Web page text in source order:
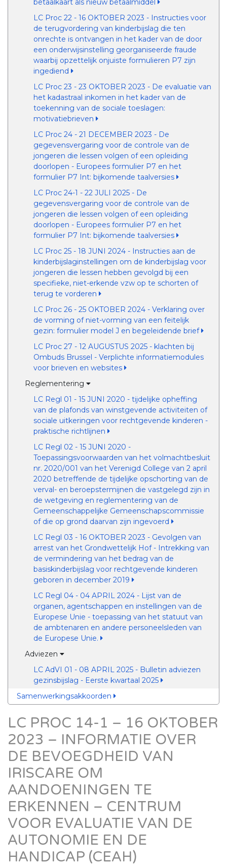
betaalkaart als nieuw betaalmiddel
LC Proc 22 - 16 OKTOBER 2023 - Instructies voor
de terugvordering van kinderbijslag die ten
onrechte is ontvangen in het kader van de door
een onderwijsinstelling georganiseerde fraude
waarbij opzettelijk onjuiste formulieren P7 zijn
ingediend
LC Proc 23 - 23 OKTOBER 2023 - De evaluatie van
het kadastraal inkomen in het kader van de
toekenning van de sociale toeslagen:
motivatiebrieven
LC Proc 24 - 21 DECEMBER 2023 - De
gegevensvergaring voor de controle van de
jongeren die lessen volgen of een opleiding
doorlopen - Europees formulier P7 en het
formulier P7 Int: bijkomende taalversies
LC Proc 24-1 - 22 JULI 2025 - De
gegevensvergaring voor de controle van de
jongeren die lessen volgen of een opleiding
doorlopen - Europees formulier P7 en het
formulier P7 Int: bijkomende taalversies
LC Proc 25 - 18 JUNI 2024 - Instructies aan de
kinderbijslaginstellingen om de kinderbijslag voor
jongeren die lessen hebben gevolgd bij een
specifieke, niet-erkende vzw op te schorten of
terug te vorderen
LC Proc 26 - 25 OKTOBER 2024 - Verklaring over
de vorming of niet-vorming van een feitelijk
gezin: formulier model J en begeleidende brief
LC Proc 27 - 12 AUGUSTUS 2025 - klachten bij
Ombuds Brussel - Verplichte informatiemodules
voor brieven en websites
Reglementering
LC Regl 01 - 15 JUNI 2020 - tijdelijke opheffing
van de plafonds van winstgevende activiteiten of
sociale uitkeringen voor rechtgevende kinderen -
praktische richtlijnen
LC Regl 02 - 15 JUNI 2020 -
Toepassingsvoorwaarden van het volmachtbesluit
nr. 2020/001 van het Verenigd College van 2 april
2020 betreffende de tijdelijke opschorting van de
verval- en beroepstermijnen die vastgelegd zijn in
de wetgeving en reglementering van de
Gemeenschappelijke Gemeenschapscommissie
of die op grond daarvan zijn ingevoerd
LC Regl 03 - 16 OKTOBER 2023 - Gevolgen van
arrest van het Grondwettelijk Hof - Intrekking van
de vermindering van het bedrag van de
basiskinderbijslag voor rechtgevende kinderen
geboren in december 2019
LC Regl 04 - 04 APRIL 2024 - Lijst van de
organen, agentschappen en instellingen van de
Europese Unie - toepassing van het statuut van
de ambtenaren en andere personeelsleden van
de Europese Unie.
Adviezen
LC AdVI 01 - 08 APRIL 2025 - Bulletin adviezen
gezinsbijslag - Eerste kwartaal 2025
Samenwerkingsakkoorden
LC PROC 14-1 – 16 OKTOBER
2023 – INFORMATIE OVER
DE BEVOEGDHEID VAN
IRISCARE OM
AANDOENINGEN TE
ERKENNEN – CENTRUM
VOOR EVALUATIE VAN DE
AUTONOMIE EN DE
HANDICAP (CEAH)